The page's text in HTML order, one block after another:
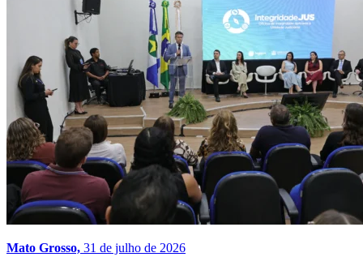
Mato Grosso, 31 de julho de 2026